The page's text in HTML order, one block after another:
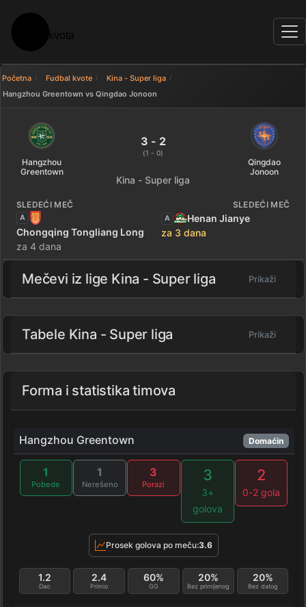
Početna Fudbal kvote
Kina - Super liga
Hangzhou Greentown vs Qingdao Jonoon
Hangzhou Greentown 3 - 2
Hangzhou
Greentown
3 - 2
(1 - 0)
Qingdao
Jonoon
Kina - Super liga
SLEDEĆI MEČ
A
Chongqing Tongliang Long
za 4 dana
SLEDEĆI MEČ
A
Henan Jianye
za 3 dana
Mečevi iz lige Kina - Super liga Prikaži
Tabele Kina - Super liga Prikaži
Forma i statistika timova
Hangzhou Greentown Domaćin
1
Pobede
1
Nerešeno
3
Porazi
3
3+
golova
2
0-2 gola
Prosek golova po meču:3.6
Dao
1.2
Primio
2.4
GG
60%
Bez primljenog
20%
Bez datog
20%